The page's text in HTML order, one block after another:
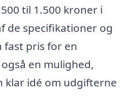
til 1.500 kroner i
de specifikationer og
fast pris for en
en mulighed,
klar idé om udgifterne